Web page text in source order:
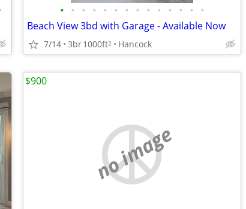
• • • • • • • • • • • • • •
Beach View 3bd with Garage - Available Now
7/14 3br1000ft2 Hancock
no image
$900